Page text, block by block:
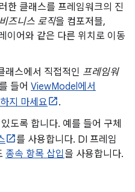
한 클래스를 프레임워크의 진
즈니스 로직을 컴포저블,
이어와 같은 다른 위치로 이동
래스에서 직접적인 프레임워
들어 ViewModel에서
지 마세요
.
있도록 합니다. 예를 들어 구체
를 사용합니다. DI 프레임
종속 항목 삽입 을 사용합니다.